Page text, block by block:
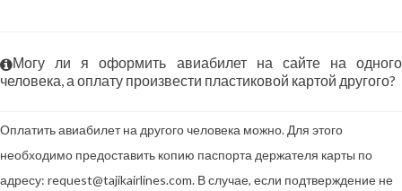
Могу ли я оформить авиабилет на сайте на одного
человека, а оплату произвести пластиковой картой другого?
Оплатить авиабилет на другого человека можно. Для этого
необходимо предоставить копию паспорта держателя карты по
адресу: request@tajikairlines.com. В случае, если подтверждение не